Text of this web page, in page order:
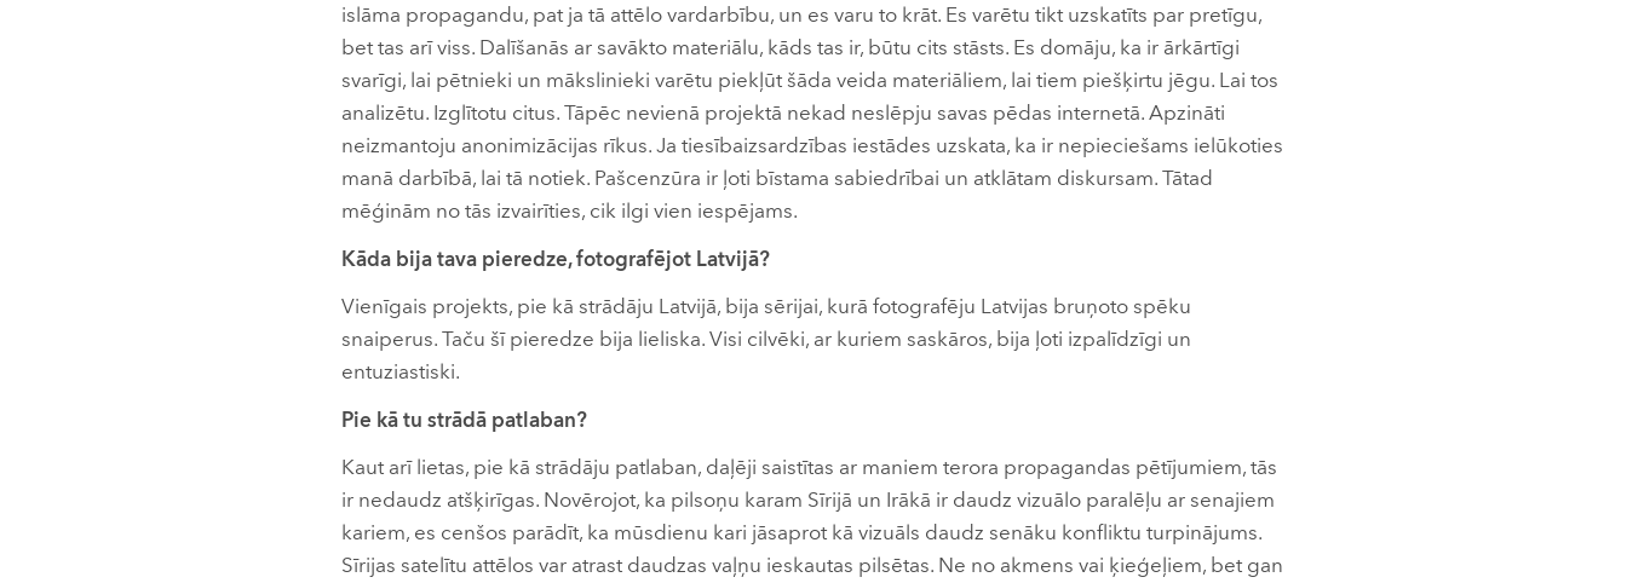
islāma propagandu, pat ja tā attēlo vardarbību, un es varu to krāt. Es varētu tikt uzskatīts par pretīgu,
bet tas arī viss. Dalīšanās ar savākto materiālu, kāds tas ir, būtu cits stāsts. Es domāju, ka ir ārkārtīgi
svarīgi, lai pētnieki un mākslinieki varētu piekļūt šāda veida materiāliem, lai tiem piešķirtu jēgu. Lai tos
analizētu. Izglītotu citus. Tāpēc nevienā projektā nekad neslēpju savas pēdas internetā. Apzināti
neizmantoju anonimizācijas rīkus. Ja tiesībaizsardzības iestādes uzskata, ka ir nepieciešams ielūkoties
manā darbībā, lai tā notiek. Pašcenzūra ir ļoti bīstama sabiedrībai un atklātam diskursam. Tātad
mēģinām no tās izvairīties, cik ilgi vien iespējams.
Kāda bija tava pieredze, fotografējot Latvijā?
Vienīgais projekts, pie kā strādāju Latvijā, bija sērijai, kurā fotografēju Latvijas bruņoto spēku
snaiperus. Taču šī pieredze bija lieliska. Visi cilvēki, ar kuriem saskāros, bija ļoti izpalīdzīgi un
entuziastiski.
Pie kā tu strādā patlaban?
Kaut arī lietas, pie kā strādāju patlaban, daļēji saistītas ar maniem terora propagandas pētījumiem, tās
ir nedaudz atšķirīgas. Novērojot, ka pilsoņu karam Sīrijā un Irākā ir daudz vizuālo paralēļu ar senajiem
kariem, es cenšos parādīt, ka mūsdienu kari jāsaprot kā vizuāls daudz senāku konfliktu turpinājums.
Sīrijas satelītu attēlos var atrast daudzas vaļņu ieskautas pilsētas. Ne no akmens vai ķieģeļiem, bet gan